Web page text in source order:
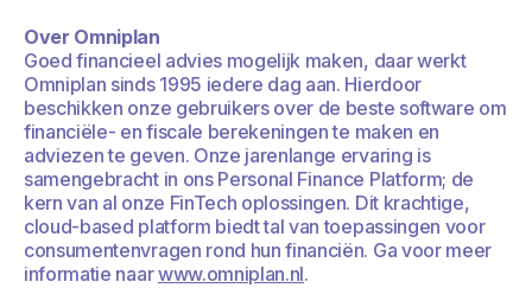
Over Omniplan
Goed financieel advies mogelijk maken, daar werkt
Omniplan sinds 1995 iedere dag aan. Hierdoor
beschikken onze gebruikers over de beste software om
financiële- en fiscale berekeningen te maken en
adviezen te geven. Onze jarenlange ervaring is
samengebracht in ons Personal Finance Platform; de
kern van al onze FinTech oplossingen. Dit krachtige,
cloud-based platform biedt tal van toepassingen voor
consumentenvragen rond hun financiën. Ga voor meer
informatie naarwww.omniplan.nl.